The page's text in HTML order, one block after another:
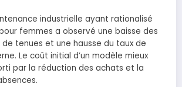
industrielle ayant rationalisé
femmes a observé une baisse des
tenues et une hausse du taux de
Le coût initial d’un modèle mieux
par la réduction des achats et la